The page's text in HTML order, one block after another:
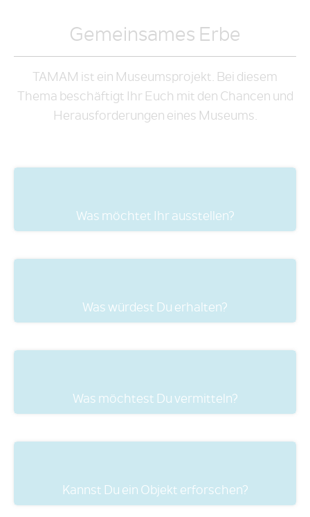
Gemeinsames Erbe
TAMAM ist ein Museumsprojekt. Bei diesem
Thema beschäftigt Ihr Euch mit den Chancen und
Herausforderungen eines Museums.
Was möchtet Ihr ausstellen?
Was würdest Du erhalten?
Was möchtest Du vermitteln?
Kannst Du ein Objekt erforschen?